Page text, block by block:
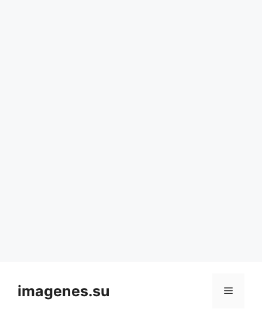
contentimagenes.su Menu